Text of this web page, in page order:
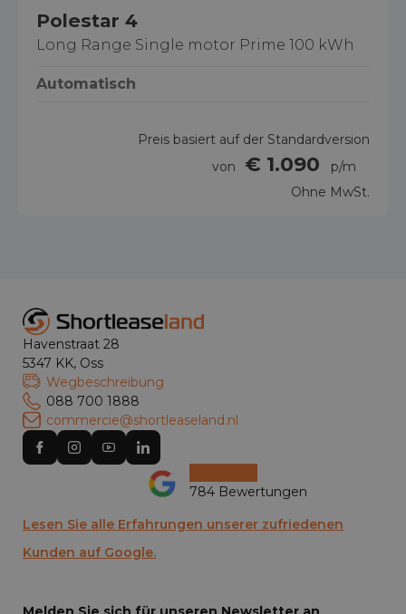
Polestar 4
Long Range Single motor Prime 100 kWh
Automatisch
Preis basiert auf der Standardversion
von
€ 1.090
p/m
Ohne MwSt.
Havenstraat 28
5347 KK, Oss
Wegbeschreibung
088 700 1888
commercie@shortleaseland.nl
784 Bewertungen
Lesen Sie alle Erfahrungen unserer zufriedenen
Kunden auf Google.